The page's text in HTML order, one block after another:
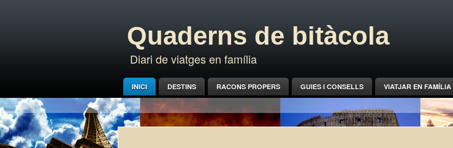
Quaderns de bitàcola
Diari de viatges en família
INICI DESTINS RACONS PROPERS GUIES I CONSELLS VIATJAR EN FAMÍLIA